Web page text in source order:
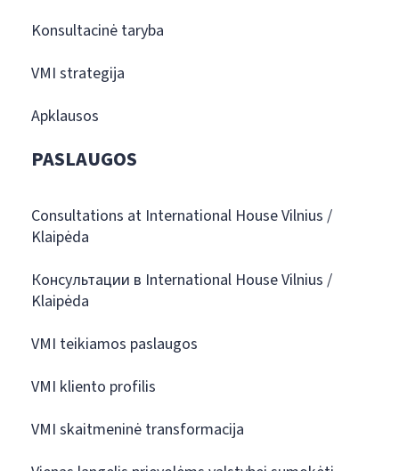
Konsultacinė taryba
VMI strategija
Apklausos
PASLAUGOS
Consultations at International House Vilnius /
Klaipėda
Консультации в International House Vilnius /
Klaipėda
VMI teikiamos paslaugos
VMI kliento profilis
VMI skaitmeninė transformacija